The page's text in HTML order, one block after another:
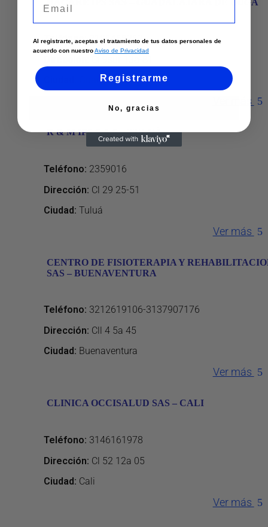
Teléfono:3186468263
Guadalajara De Buga
Ver más
R & M IPS S.A.S – TULUÁ
Teléfono: 2359016
Dirección: Cl 29 25-51
Ciudad: Tuluá
Ver más
CENTRO DE FISIOTERAPIA Y
SAS – BUENAVENTURA
Teléfono: 3212619106-3137907176
Dirección: Cll 4 5a 45
Ciudad: Buenaventura
Ver más
CLINICA OCCISALUD SAS – CALI
Teléfono: 3146161978
Dirección: Cl 52 12a 05
Ciudad: Cali
Ver más
Al registrarte, aceptas el tratamiento de tus datos personales de
acuerdo con nuestroAviso de Privacidad
Registrarme
No, gracias